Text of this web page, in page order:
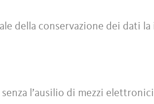
della conservazione dei dati
l’ausilio di mezzi